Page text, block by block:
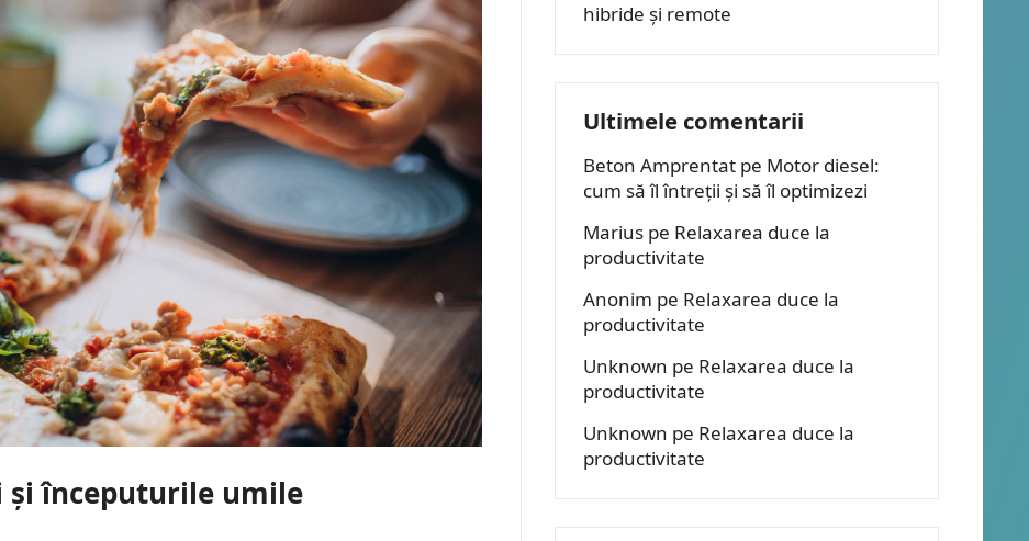
și începuturile umile
hibride și remote
Ultimele comentarii
Beton Amprentat pe Motor diesel:
cum să îl întreții și să îl optimizezi
Marius pe Relaxarea duce la
productivitate
Anonim pe Relaxarea duce la
productivitate
Unknown pe Relaxarea duce la
productivitate
Unknown pe Relaxarea duce la
productivitate